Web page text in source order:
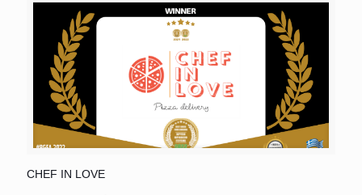
CHEF IN LOVE